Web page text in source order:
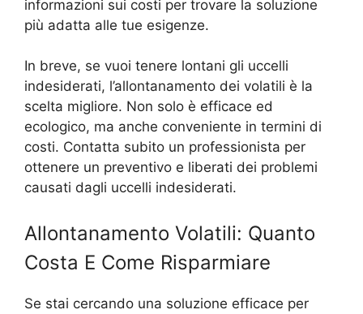
informazioni sui costi per trovare la soluzione
più adatta alle tue esigenze.
In breve, se vuoi tenere lontani gli uccelli
indesiderati, l’allontanamento dei volatili è la
scelta migliore. Non solo è efficace ed
ecologico, ma anche conveniente in termini di
costi. Contatta subito un professionista per
ottenere un preventivo e liberati dei problemi
causati dagli uccelli indesiderati.
Allontanamento Volatili: Quanto
Costa E Come Risparmiare
Se stai cercando una soluzione efficace per